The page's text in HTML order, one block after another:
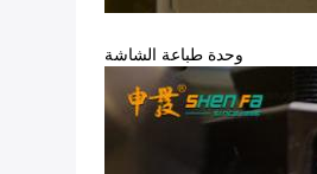
وحدة طباعة الشاشة